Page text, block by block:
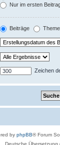
Nur im ersten
Beiträge
Zeichen
by phpBB® Forum
Deutsche Übersetzung